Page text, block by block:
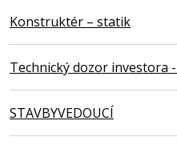
Konstruktér – statik
Technický dozor investora
STAVBYVEDOUCÍ